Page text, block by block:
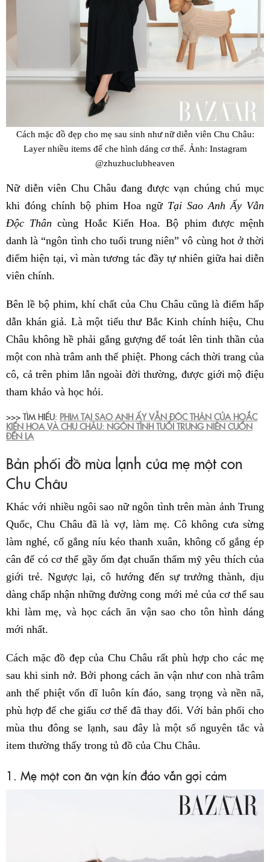
Cách mặc đồ đẹp cho mẹ sau sinh như nữ diễn viên Chu Châu:
Layer nhiều items để che hình dáng cơ thể. Ảnh: Instagram
@zhuzhuclubheaven
Nữ diễn viên Chu Châu đang được vạn chúng chú mục
khi đóng chính bộ phim Hoa ngữ Tại Sao Anh Ấy Vẫn
Độc Thâncùng Hoắc Kiến Hoa. Bộ phim được mệnh
danh là “ngôn tình cho tuổi trung niên” vô cùng hot ở thời
điểm hiện tại, vì màn tương tác đầy tự nhiên giữa hai diễn
viên chính.
Bên lề bộ phim, khí chất của Chu Châu cũng là điểm hấp
dẫn khán giả. Là một tiểu thư Bắc Kinh chính hiệu, Chu
Châu không hề phải gắng gượng để toát lên tinh thần của
một con nhà trâm anh thế phiệt. Phong cách thời trang của
cô, cả trên phim lẫn ngoài đời thường, được giới mộ điệu
tham khảo và học hỏi.
>>> TÌM HIỂU: PHIM TẠI SAO ANH ẤY VẪN ĐỘC THÂN CỦA HOẮC
KIẾN HOA VÀ CHU CHÂU: NGÔN TÌNH TUỔI TRUNG NIÊN CUỐN
ĐẾN LẠ
Bản phối đồ mùa lạnh của mẹ một con
Chu Châu
Khác với nhiều ngôi sao nữ ngôn tình trên màn ảnh Trung
Quốc, Chu Châu đã là vợ, làm mẹ. Cô không cưa sừng
làm nghé, cố gắng níu kéo thanh xuân, không cố gắng ép
cân để có cơ thể gầy ốm đạt chuẩn thẩm mỹ yêu thích của
giới trẻ. Ngược lại, cô hướng đến sự trưởng thành, dịu
dàng chấp nhận những đường cong mới mẻ của cơ thể sau
khi làm mẹ, và học cách ăn vận sao cho tôn hình dáng
mới nhất.
Cách mặc đồ đẹp của Chu Châu rất phù hợp cho các mẹ
sau khi sinh nở. Bởi phong cách ăn vận như con nhà trâm
anh thế phiệt vốn dĩ luôn kín đáo, sang trọng và nền nã,
phù hợp để che giấu cơ thể đã thay đổi. Với bản phối cho
mùa thu đông se lạnh, sau đây là một số nguyên tắc và
item thường thấy trong tủ đồ của Chu Châu.
1. Mẹ một con ăn vận kín đáo vẫn gợi cảm